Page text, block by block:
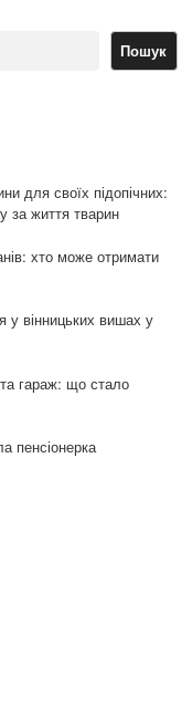
Пошук
для своїх підопічних:
за життя тварин
хто може отримати
у вінницьких вишах у
та гараж: що стало
пенсіонерка